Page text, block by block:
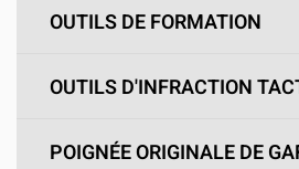
OUTILS DE FORMATION
OUTILS D'INFRACTION
POIGNÉE ORIGINALE DE